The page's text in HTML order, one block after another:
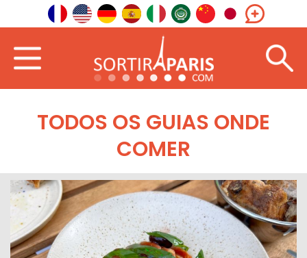
TODOS OS GUIAS ONDE
COMER